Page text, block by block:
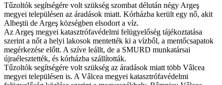
Tűzoltók segítségére volt szükség szombat délután négy Argeş
megyei településen az áradások miatt. Kórházba került egy nő, akit
Albeştii de Argeş községben elsodort a víz.
Az Argeş megyei katasztrófavédelmi felügyelőség tájékoztatása
szerint a nőt a helyi lakosok mentették ki a vízből, a mentőcsapatok
megérkezése előtt. A szíve leállt, de a SMURD munkatársai
újraélesztették, és kórházba szállították.
Tűzoltók segítségére volt szükség az áradások miatt több Vâlcea
megyei településen is. A Vâlcea megyei katasztrófavédelmi